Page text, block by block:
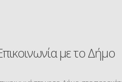
με το Δήμο